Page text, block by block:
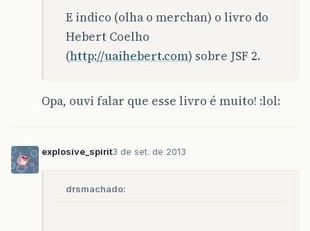
E indico (olha o merchan) o livro do
Hebert Coelho
(http://uaihebert.com) sobre JSF 2.
Opa, ouvi falar que esse livro é muito! :lol:
explosive_spirit3 de set. de 2013
drsmachado: